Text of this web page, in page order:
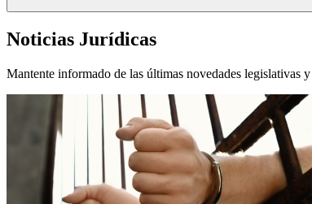
Noticias Jurídicas
Mantente informado de las últimas novedades legislativas